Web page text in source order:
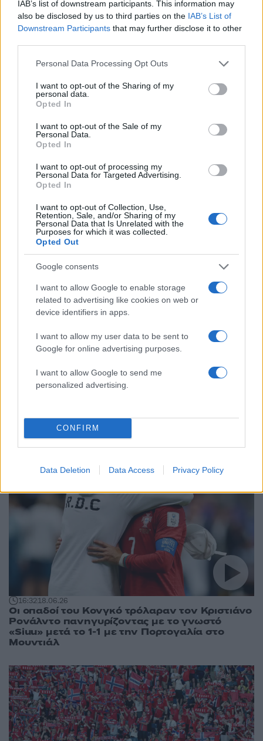
IAB’s list of downstream participants. This information may
also be disclosed by us to third parties on the IAB’s List of
Downstream Participants that may further disclose it to other
Please note that this website/app uses one or more Google
not limited to your visit or usage behaviour. You may click to
grant or deny consent to Google and its third-party tags to
use your data for below specified purposes in below Google
consent section.
Personal Data Processing Opt Outs
I want to opt-out of the Sharing of my
personal data.
Opted In
I want to opt-out of the Sale of my
Personal Data.
Opted In
I want to opt-out of processing my
Personal Data for Targeted Advertising.
Opted In
I want to opt-out of Collection, Use,
Retention, Sale, and/or Sharing of my
Personal Data that Is Unrelated with the
Purposes for which it was collected.
Opted Out
Google consents
I want to allow Google to enable storage
related to advertising like cookies on web or
device identifiers in apps.
I want to allow my user data to be sent to
Google for online advertising purposes.
I want to allow Google to send me
personalized advertising.
CONFIRM
Data Deletion Data Access Privacy Policy
23:0725.06.26
Arena» για την πρωταθλήτριας Ισπανίας – Ο
Γιαν Μοντέρο αποχαιρέτησε τους οπαδούς
Ζέλικο Ομπράντοβιτς: Οι οπαδοί του
Παναθηναϊκού ετοιμάζουν στον Σέρβο
16:3218.06.26
Οι οπαδοί του Κονγκό τρόλαραν τον Κριστιάνο
Ρονάλντο πανηγυρίζοντας με το γνωστό
«Siuu» μετά το 1-1 με την Πορτογαλία στο
Μουντιάλ